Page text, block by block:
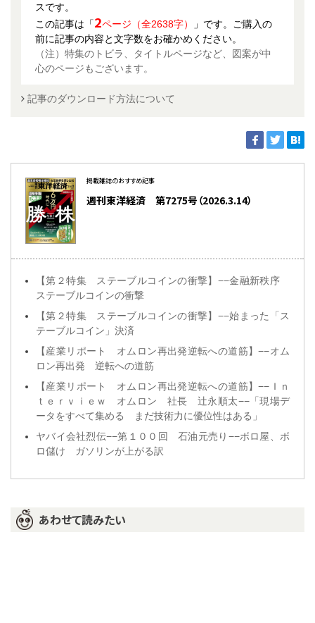
スです。
この記事は「2ページ（全2638字）
」です。ご購入の
前に記事の内容と文字数をお確かめください。
（注）特集のトビラ、タイトルページなど、図案が中
心のページもございます。
記事のダウンロード方法について
掲載雑誌のおすすめ記事
週刊東洋経済 第7275号（2026.3.14）
【第２特集 ステーブルコインの衝撃】−−金融新秩序
ステーブルコインの衝撃
【第２特集 ステーブルコインの衝撃】−−始まった「ス
テーブルコイン」決済
【産業リポート オムロン再出発逆転への道筋】−−オム
ロン再出発 逆転への道筋
【産業リポート オムロン再出発逆転への道筋】−−Ｉｎ
ｔｅｒｖｉｅｗ オムロン 社長 辻永順太−−「現場デ
ータをすべて集める まだ技術力に優位性はある」
ヤバイ会社烈伝−−第１００回 石油元売り−−ボロ屋、ボ
ロ儲け ガソリンが上がる訳
あわせて読みたい